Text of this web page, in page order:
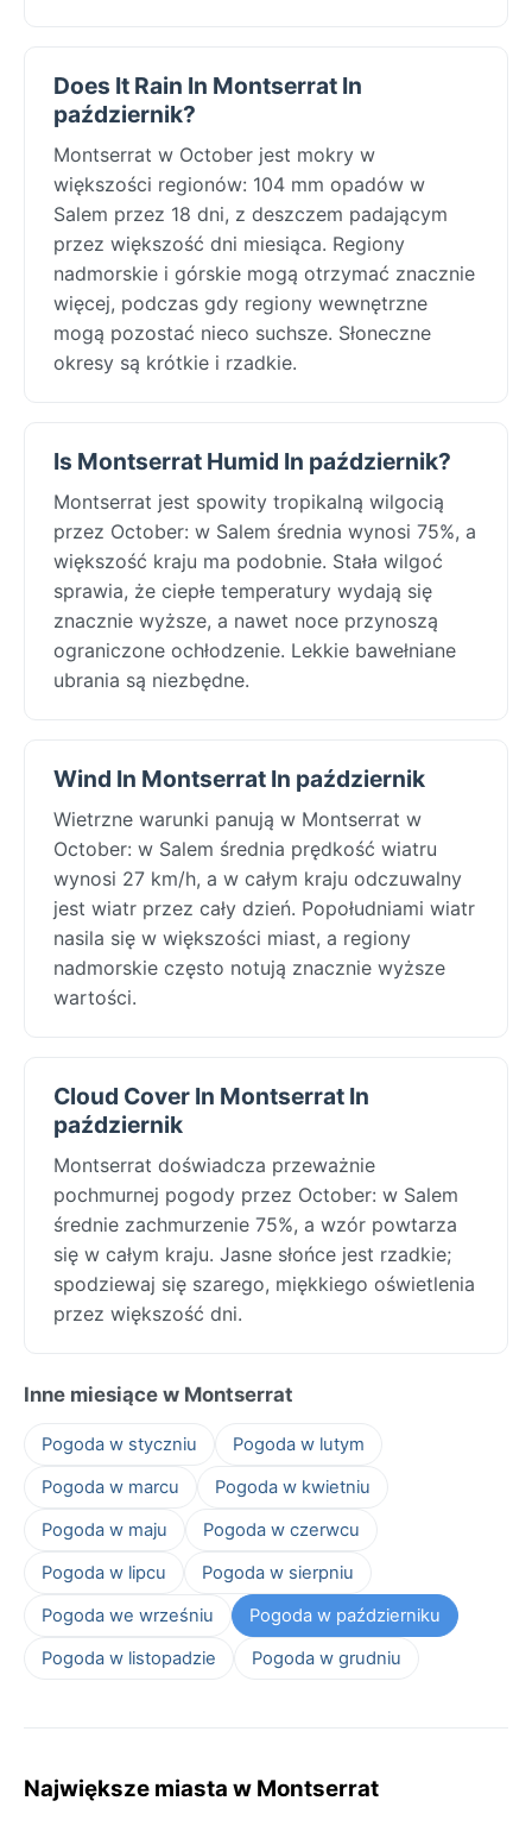
Does It Rain In Montserrat In
październik?
Montserrat w October jest mokry w
większości regionów: 104 mm opadów w
Salem przez 18 dni, z deszczem padającym
przez większość dni miesiąca. Regiony
nadmorskie i górskie mogą otrzymać znacznie
więcej, podczas gdy regiony wewnętrzne
mogą pozostać nieco suchsze. Słoneczne
okresy są krótkie i rzadkie.
Is Montserrat Humid In październik?
Montserrat jest spowity tropikalną wilgocią
przez October: w Salem średnia wynosi 75%, a
większość kraju ma podobnie. Stała wilgoć
sprawia, że ciepłe temperatury wydają się
znacznie wyższe, a nawet noce przynoszą
ograniczone ochłodzenie. Lekkie bawełniane
ubrania są niezbędne.
Wind In Montserrat In październik
Wietrzne warunki panują w Montserrat w
October: w Salem średnia prędkość wiatru
wynosi 27 km/h, a w całym kraju odczuwalny
jest wiatr przez cały dzień. Popołudniami wiatr
nasila się w większości miast, a regiony
nadmorskie często notują znacznie wyższe
wartości.
Cloud Cover In Montserrat In
październik
Montserrat doświadcza przeważnie
pochmurnej pogody przez October: w Salem
średnie zachmurzenie 75%, a wzór powtarza
się w całym kraju. Jasne słońce jest rzadkie;
spodziewaj się szarego, miękkiego oświetlenia
przez większość dni.
Inne miesiące w Montserrat
Pogoda w styczniu
Pogoda w lutym
Pogoda w marcu
Pogoda w kwietniu
Pogoda w maju
Pogoda w czerwcu
Pogoda w lipcu
Pogoda w sierpniu
Pogoda we wrześniu
Pogoda w październiku
Pogoda w listopadzie
Pogoda w grudniu
Największe miasta w Montserrat